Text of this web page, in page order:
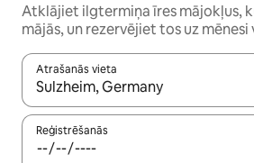
Atklājiet ilgtermiņa īres mājokļus,
mājās, un rezervējiet tos uz mēnesi
Atrašanās vieta
Kad rezultāti kļūs pieejami,
Reģistrēšanās